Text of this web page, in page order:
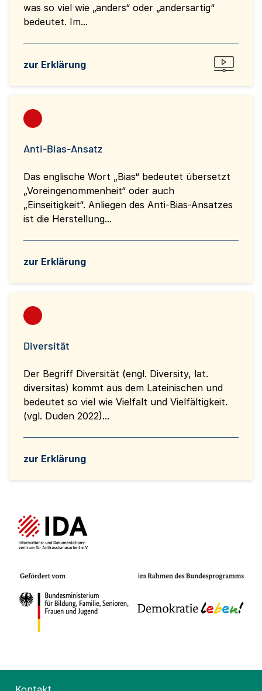
was so viel wie „anders“ oder „andersartig“
bedeutet. Im...
zur Erklärung
Anti-Bias-Ansatz
Das englische Wort „Bias“ bedeutet übersetzt
„Voreingenommenheit“ oder auch
„Einseitigkeit“. Anliegen des Anti-Bias-Ansatzes
ist die Herstellung...
zur Erklärung
Diversität
Der Begriff Diversität (engl. Diversity, lat.
diversitas) kommt aus dem Lateinischen und
bedeutet so viel wie Vielfalt und Vielfältigkeit.
(vgl. Duden 2022)...
zur Erklärung